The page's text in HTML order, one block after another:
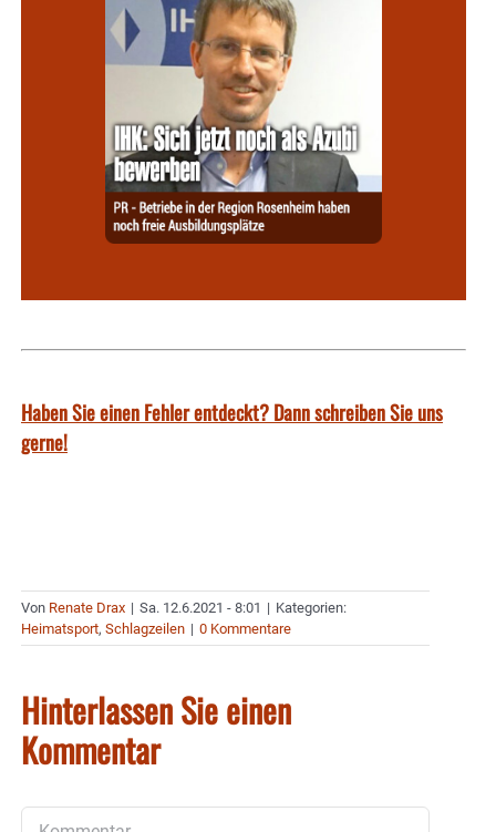
Haben Sie einen Fehler entdeckt? Dann schreiben Sie uns
gerne!
Von Renate Drax | Sa. 12.6.2021 - 8:01 | Kategorien:
Heimatsport, Schlagzeilen | 0 Kommentare
Hinterlassen Sie einen
Kommentar